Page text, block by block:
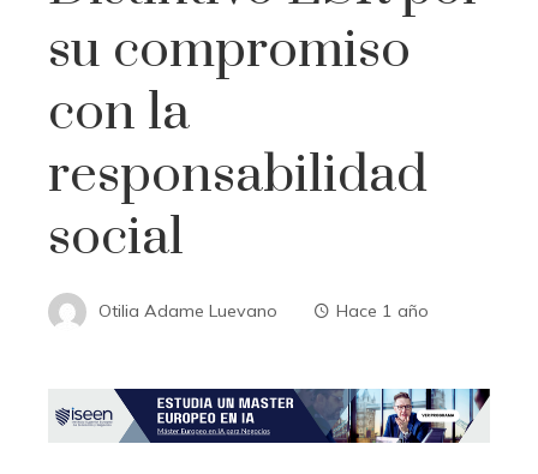
su compromiso
con la
responsabilidad
social
Otilia Adame Luevano Hace 1 año